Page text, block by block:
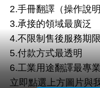
2.手冊翻譯（操作說
3.承接的領域最廣泛
4.不限制售後服務期
5.付款方式最透明
6.工業用途翻譯最專業
立即點選上方圖片與